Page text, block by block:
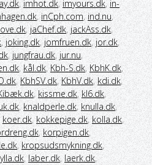
, imhot.dk, imyours.dk, in-
, inCph.com, ind.nu,
, jaChef.dk, jackAss.dk,
, joking.dk, jomfruen.dk, jor.dk,
, jungfrau.dk, jur.nu,
, kål.dk, Kbh-S.dk, KbhK.dk,
, KbhSV.dk, KbhV.dk, kdi.dk,
, kissme.dk, kl6.dk,
, knaldperle.dk, knulla.dk,
koer.dk, kokkepige.dk, kolla.dk,
, korpigen.dk,
, kropsudsmykning.dk,
, laber.dk, laerk.dk,